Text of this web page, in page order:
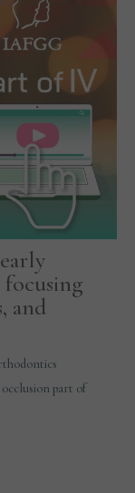
and
part of